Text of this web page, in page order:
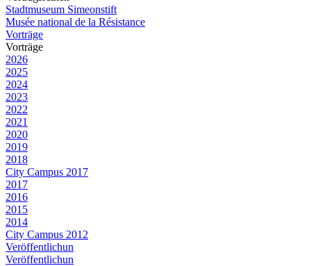
Stadtmuseum Simeonstift
Musée national de la Résistance
Vorträge
Vorträge
2026
2025
2024
2023
2022
2021
2020
2019
2018
City Campus 2017
2017
2016
2015
2014
City Campus 2012
Veröffentlichun
Veröffentlichun